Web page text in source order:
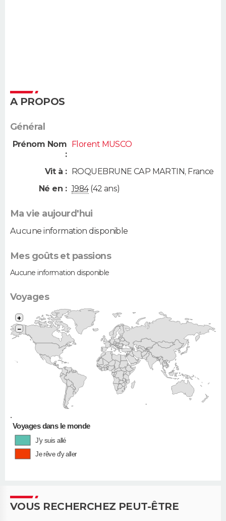
A PROPOS
Général
Prénom Nom
:
Florent MUSCO
Vit à : ROQUEBRUNE CAP MARTIN, France
Né en : 1984(42 ans)
Ma vie aujourd'hui
Aucune information disponible
Mes goûts et passions
Aucune information disponible
Voyages
•
+
−
Voyages dans le monde
J'y suis allé
Je rêve d'y aller
VOUS RECHERCHEZ PEUT-ÊTRE